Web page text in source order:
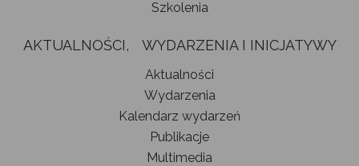
Szkolenia
AKTUALNOŚCI, WYDARZENIA I INICJATYWY
Aktualności
Wydarzenia
Kalendarz wydarzeń
Publikacje
Multimedia